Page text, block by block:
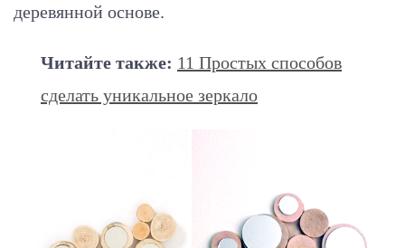
деревянной основе.
Читайте также: 11 Простых способов
сделать уникальное зеркало